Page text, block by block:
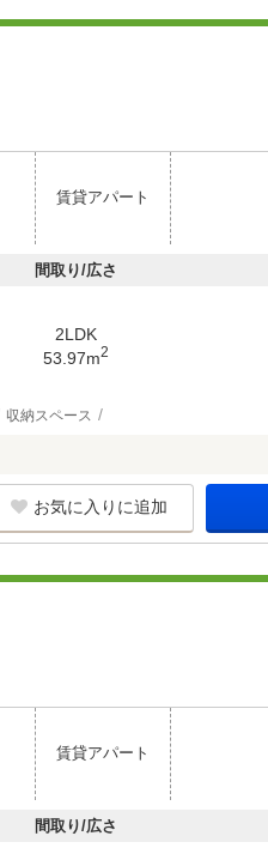
賃貸アパート
間取り/広さ
2LDK
53.97m2
収納スペース
お気に入りに追加
賃貸アパート
間取り/広さ